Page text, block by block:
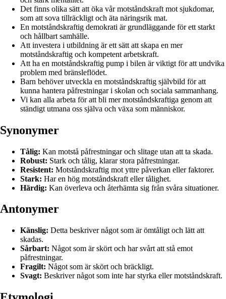
Det finns olika sätt att öka vår motståndskraft mot sjukdomar,
som att sova tillräckligt och äta näringsrik mat.
En motståndskraftig demokrati är grundläggande för ett starkt
och hållbart samhälle.
Att investera i utbildning är ett sätt att skapa en mer
motståndskraftig och kompetent arbetskraft.
Att ha en motståndskraftig pump i bilen är viktigt för att undvika
problem med bränsleflödet.
Barn behöver utveckla en motståndskraftig självbild för att
kunna hantera påfrestningar i skolan och sociala sammanhang.
Vi kan alla arbeta för att bli mer motståndskraftiga genom att
ständigt utmana oss själva och växa som människor.
Synonymer
Tålig: Kan motstå påfrestningar och slitage utan att ta skada.
Robust: Stark och tålig, klarar stora påfrestningar.
Resistent: Motståndskraftig mot yttre påverkan eller faktorer.
Stark: Har en hög motståndskraft eller tålighet.
Härdig: Kan överleva och återhämta sig från svåra situationer.
Antonymer
Känslig: Detta beskriver något som är ömtåligt och lätt att
skadas.
Sårbart: Något som är skört och har svårt att stå emot
påfrestningar.
Fragilt: Något som är skört och bräckligt.
Svagt: Beskriver något som inte har styrka eller motståndskraft.